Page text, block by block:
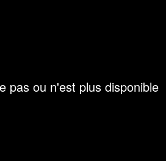
pas ou n'est plus disponible